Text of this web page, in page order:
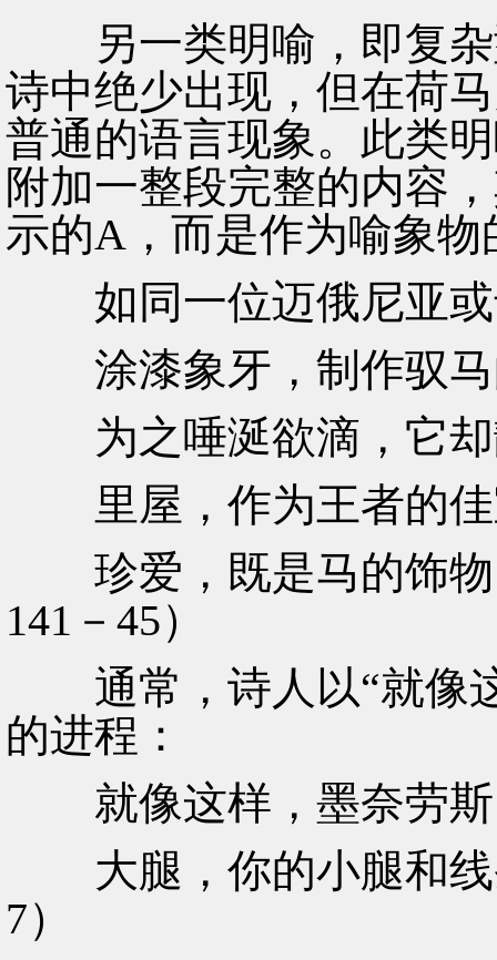
另一类明喻，即复杂
诗中绝少出现，但在荷
普通的语言现象。此类
附加一整段完整的内容
示的A，而是作为喻象物
如同一位迈俄尼亚或
涂漆象牙，制作驭马
为之唾涎欲滴，它却
里屋，作为王者的佳
珍爱，既是马的饰物
141－45）
通常，诗人以“就像
的进程：
就像这样，墨奈劳斯
大腿，你的小腿和线
7）